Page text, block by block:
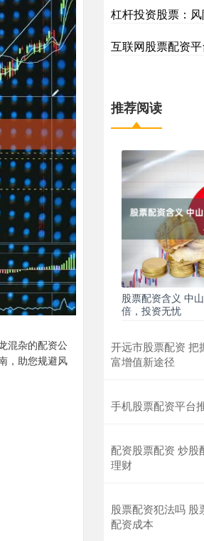
混杂的配资公
，助您规避风
杠杆投资股票：
互联网股票配资
推荐阅读
股票配资含义 中
倍，投资无忧
开远市股票配资 把
富增值新途径
手机股票配资平台
配资股票配资 炒股
理财
股票配资犯法吗 股
配资成本